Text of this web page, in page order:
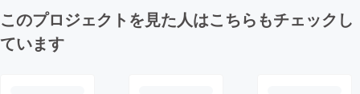
このプロジェクトを見た人はこちらもチェックし
ています